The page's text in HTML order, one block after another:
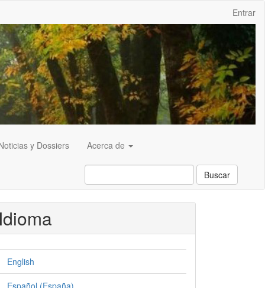
Entrar
y Dossiers Acerca de
Buscar
English